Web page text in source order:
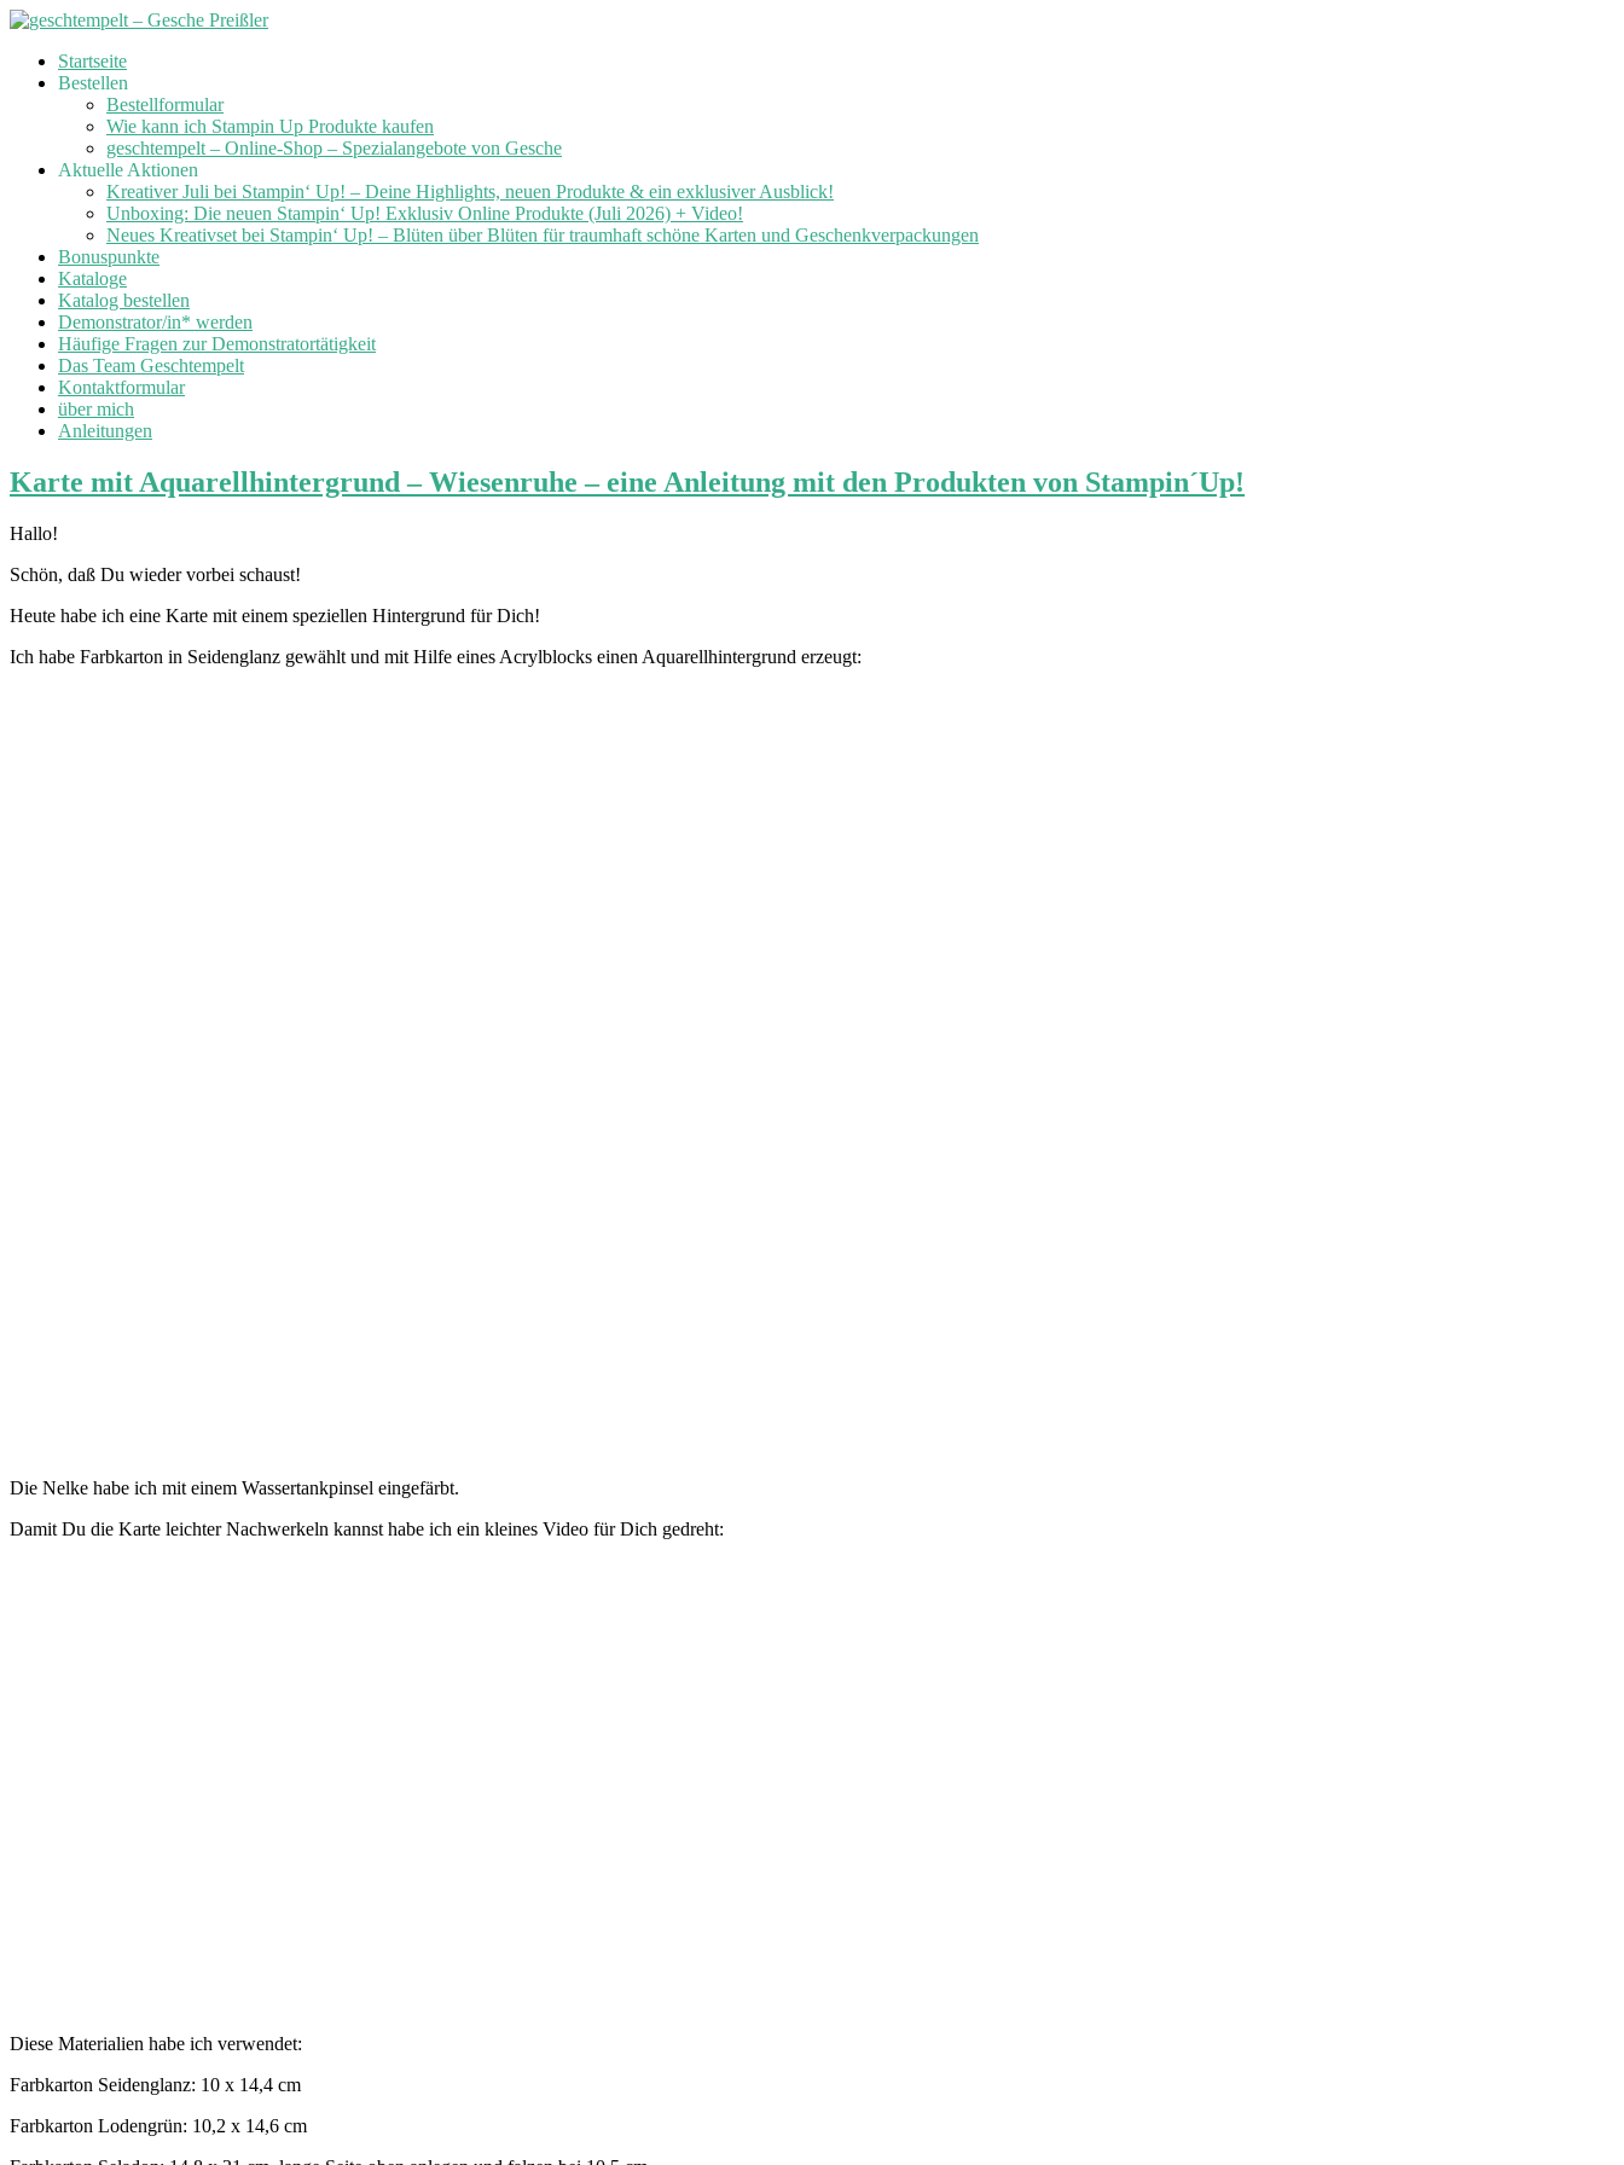
Skip
Startseite
Bestellen
Bestellformular
Wie kann ich Stampin Up Produkte kaufen
geschtempelt – Online-Shop – Spezialangebote von Gesche
Aktuelle Aktionen
Kreativer Juli bei Stampin‘ Up! – Deine Highlights, neuen Produkte & ein exklusiver Ausblick!
Unboxing: Die neuen Stampin‘ Up! Exklusiv Online Produkte (Juli 2026) + Video!
Neues Kreativset bei Stampin‘ Up! – Blüten über Blüten für traumhaft schöne Karten und Geschenkverpackungen
Bonuspunkte
Kataloge
Katalog bestellen
Demonstrator/in* werden
Häufige Fragen zur Demonstratortätigkeit
Das Team Geschtempelt
Kontaktformular
über mich
Anleitungen
Karte mit Aquarellhintergrund – Wiesenruhe – eine Anleitung mit den Produkten von Stampin´Up!
Hallo!
Schön, daß Du wieder vorbei schaust!
Heute habe ich eine Karte mit einem speziellen Hintergrund für Dich!
Ich habe Farbkarton in Seidenglanz gewählt und mit Hilfe eines Acrylblocks einen Aquarellhintergrund erzeugt:
Die Nelke habe ich mit einem Wassertankpinsel eingefärbt.
Damit Du die Karte leichter Nachwerkeln kannst habe ich ein kleines Video für Dich gedreht:
Diese Materialien habe ich verwendet:
Farbkarton Seidenglanz: 10 x 14,4 cm
Farbkarton Lodengrün: 10,2 x 14,6 cm